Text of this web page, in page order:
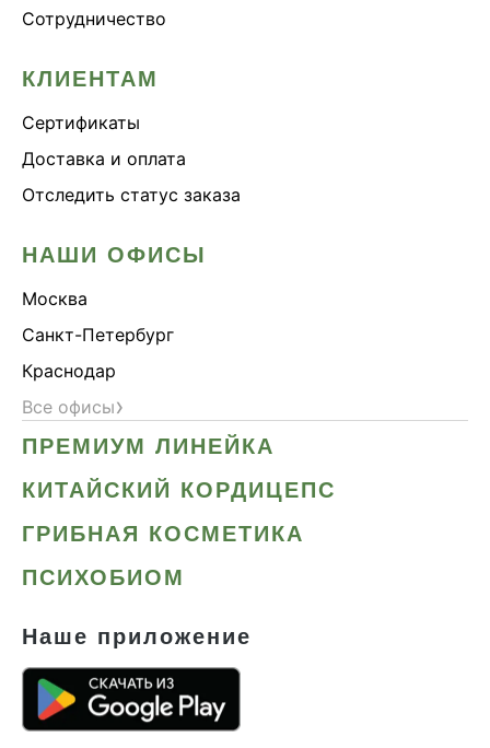
Сотрудничество
КЛИЕНТАМ
Сертификаты
Доставка и оплата
Отследить статус заказа
НАШИ ОФИСЫ
Москва
Санкт-Петербург
Краснодар
Все офисы›
ПРЕМИУМ ЛИНЕЙКА
КИТАЙСКИЙ КОРДИЦЕПС
ГРИБНАЯ КОСМЕТИКА
ПСИХОБИОМ
Наше приложение